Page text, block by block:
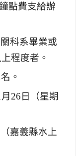
點費支給辦
科系畢業或
程度者。
名。
月 26 日
（星期
嘉義縣水上